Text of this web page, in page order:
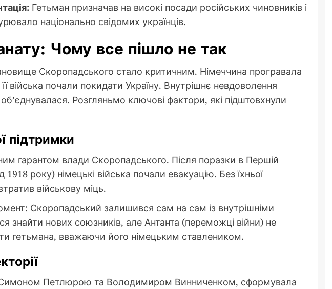
Гетьман призначав на високі посади російських чиновників і
національно свідомих українців.
Чому все пішло не так
Скоропадського стало критичним. Німеччина програвала
війська почали покидати Україну. Внутрішнє невдоволення
Розгляньмо ключові фактори, які підштовхнули
підтримки
гарантом влади Скоропадського. Після поразки в Першій
1918 року) німецькі війська почали евакуацію. Без їхньої
військову міць.
Скоропадський залишився сам на сам із внутрішніми
знайти нових союзників, але Антанта (переможці війни) не
гетьмана, вважаючи його німецьким ставлеником.
Петлюрою та Володимиром Винниченком, сформувала